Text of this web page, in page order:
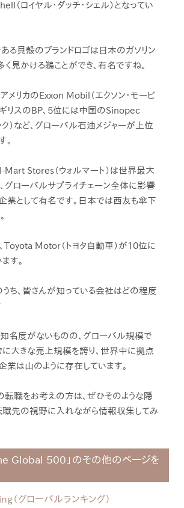
（ロイヤル・ダッチ・シェル）となってい
る貝殻のブランドロゴは日本のガソリン
く見かける鵜ことができ、有名ですね。
メリカのExxon Mobil（エクソン・モービ
ギリスのBP、5位には中国のSinopec
ク）など、グローバル石油メジャーが上位
。
Mart Stores（ウォルマート）は世界最大
グローバルサプライチェーン全体に影響
業として有名です。日本では西友も傘下
Toyota Motor（トヨタ自動車）が10位に
す。
ち、皆さんが知っている会社はどの程度
名度がないものの、グローバル規模で
大きな売上規模を誇り、世界中に拠点
業は山のように存在しています。
職をお考えの方は、ぜひそのような隠
職先の視野に入れながら情報収集してみ
Global 500」のその他のページを
（グローバルランキング）